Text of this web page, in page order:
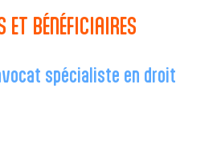
ET BÉNÉFICIAIRES
spécialiste en droit